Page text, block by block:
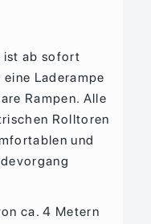
ist ab sofort
Laderampe
Rampen. Alle
Rolltoren
und
ca. 4 Metern